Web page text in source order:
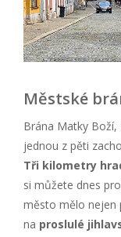
Městské
Brána Matky Boží,
jednou z pěti
Tři kilometry
si můžete dnes
město mělo nejen
na proslulé